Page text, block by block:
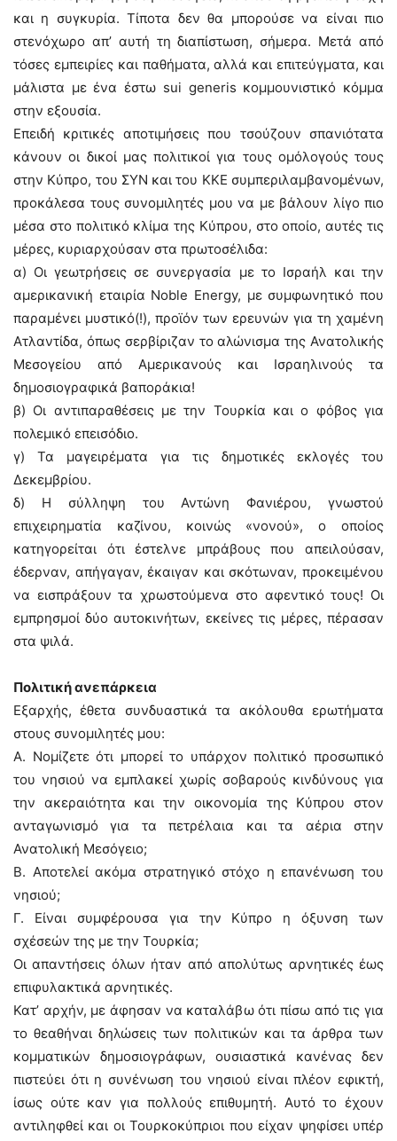
και η συγκυρία. Τίποτα δεν θα μπορούσε να είναι πιο
στενόχωρο απ’ αυτή τη διαπίστωση, σήμερα. Μετά από
τόσες εμπειρίες και παθήματα, αλλά και επιτεύγματα, και
μάλιστα με ένα έστω sui generis κομμουνιστικό κόμμα
στην εξουσία.
Επειδή κριτικές αποτιμήσεις που τσούζουν σπανιότατα
κάνουν οι δικοί μας πολιτικοί για τους ομόλογούς τους
στην Κύπρο, του ΣΥΝ και του ΚΚΕ συμπεριλαμβανομένων,
προκάλεσα τους συνομιλητές μου να με βάλουν λίγο πιο
μέσα στο πολιτικό κλίμα της Κύπρου, στο οποίο, αυτές τις
μέρες, κυριαρχούσαν στα πρωτοσέλιδα:
α) Οι γεωτρήσεις σε συνεργασία με το Ισραήλ και την
αμερικανική εταιρία Noble Energy, με συμφωνητικό που
παραμένει μυστικό(!), προϊόν των ερευνών για τη χαμένη
Ατλαντίδα, όπως σερβίριζαν το αλώνισμα της Ανατολικής
Μεσογείου από Αμερικανούς και Ισραηλινούς τα
δημοσιογραφικά βαποράκια!
β) Οι αντιπαραθέσεις με την Τουρκία και ο φόβος για
πολεμικό επεισόδιο.
γ) Τα μαγειρέματα για τις δημοτικές εκλογές του
Δεκεμβρίου.
δ) Η σύλληψη του Αντώνη Φανιέρου, γνωστού
επιχειρηματία καζίνου, κοινώς «νονού», ο οποίος
κατηγορείται ότι έστελνε μπράβους που απειλούσαν,
έδερναν, απήγαγαν, έκαιγαν και σκότωναν, προκειμένου
να εισπράξουν τα χρωστούμενα στο αφεντικό τους! Οι
εμπρησμοί δύο αυτοκινήτων, εκείνες τις μέρες, πέρασαν
στα ψιλά.
Πολιτική ανεπάρκεια
Εξαρχής, έθετα συνδυαστικά τα ακόλουθα ερωτήματα
στους συνομιλητές μου:
Α. Νομίζετε ότι μπορεί το υπάρχον πολιτικό προσωπικό
του νησιού να εμπλακεί χωρίς σοβαρούς κινδύνους για
την ακεραιότητα και την οικονομία της Κύπρου στον
ανταγωνισμό για τα πετρέλαια και τα αέρια στην
Ανατολική Μεσόγειο;
Β. Αποτελεί ακόμα στρατηγικό στόχο η επανένωση του
νησιού;
Γ. Είναι συμφέρουσα για την Κύπρο η όξυνση των
σχέσεών της με την Τουρκία;
Οι απαντήσεις όλων ήταν από απολύτως αρνητικές έως
επιφυλακτικά αρνητικές.
Κατ’ αρχήν, με άφησαν να καταλάβω ότι πίσω από τις για
το θεαθήναι δηλώσεις των πολιτικών και τα άρθρα των
κομματικών δημοσιογράφων, ουσιαστικά κανένας δεν
πιστεύει ότι η συνένωση του νησιού είναι πλέον εφικτή,
ίσως ούτε καν για πολλούς επιθυμητή. Αυτό το έχουν
αντιληφθεί και οι Τουρκοκύπριοι που είχαν ψηφίσει υπέρ